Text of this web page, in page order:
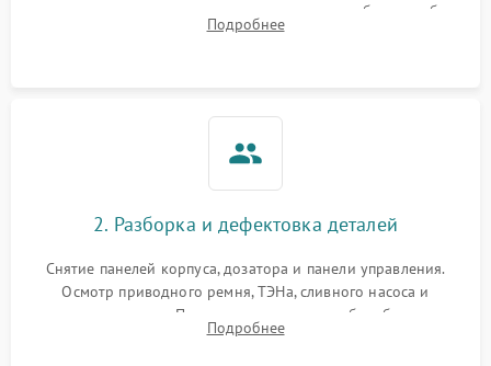
выявления посторонних шумов, протечек или сбоев в работе
электронного модуля управления.
Подробнее
2. Разборка и дефектовка деталей
Снятие панелей корпуса, дозатора и панели управления.
Осмотр приводного ремня, ТЭНа, сливного насоса и
амортизаторов. Проверка подшипников барабана и
крестовины на износ, а манжеты люка на разрывы.
Подробнее